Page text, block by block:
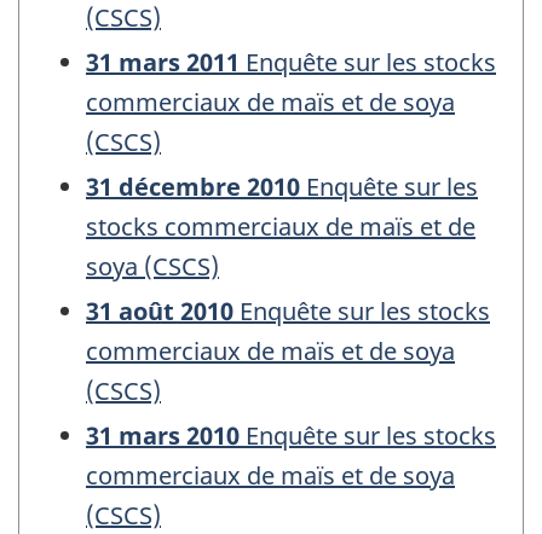
(CSCS)
31 mars 2011 Enquête sur les stocks
commerciaux de maïs et de soya
(CSCS)
31 décembre 2010 Enquête sur les
stocks commerciaux de maïs et de
soya (CSCS)
31 août 2010 Enquête sur les stocks
commerciaux de maïs et de soya
(CSCS)
31 mars 2010 Enquête sur les stocks
commerciaux de maïs et de soya
(CSCS)